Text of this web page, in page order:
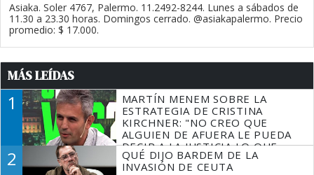
Asiaka. Soler 4767, Palermo. 11.2492-8244. Lunes a sábados de
11.30 a 23.30 horas. Domingos cerrado. @asiakapalermo. Precio
promedio: $ 17.000.
MÁS LEÍDAS
1
MARTÍN MENEM SOBRE LA
ESTRATEGIA DE CRISTINA
KIRCHNER: "NO CREO QUE
ALGUIEN DE AFUERA LE PUEDA
DECIR A LA JUSTICIA LO QUE
TIENE QUE HACER"
2
QUÉ DIJO BARDEM DE LA
INVASIÓN DE CEUTA